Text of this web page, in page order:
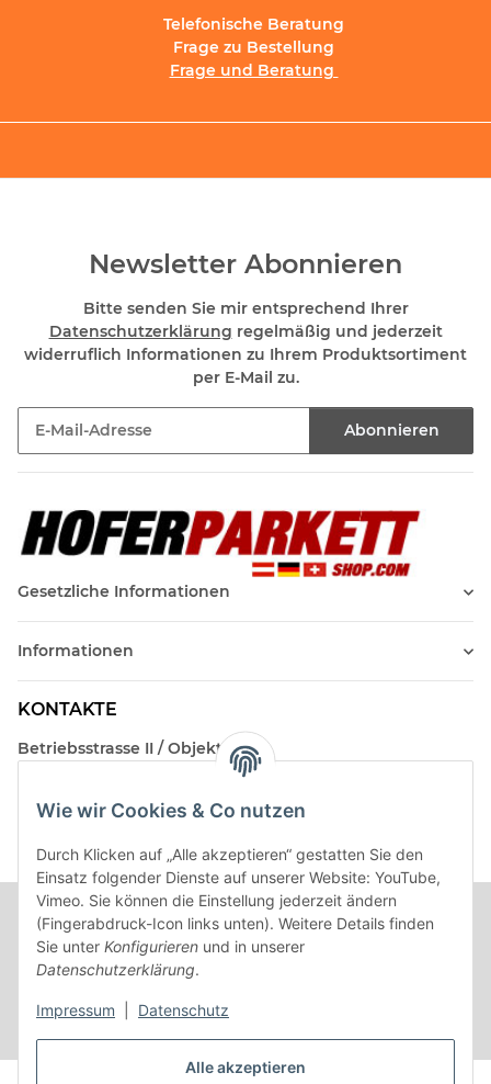
Alle akzeptieren
Wie wir Cookies & Co nutzen
Durch Klicken auf „Alle akzeptieren“ gestatten Sie den
Einsatz folgender Dienste auf unserer Website: YouTube,
Vimeo. Sie können die Einstellung jederzeit ändern
(Fingerabdruck-Icon links unten). Weitere Details finden
Sie unter Konfigurieren und in unserer
Datenschutzerklärung.
Impressum Datenschutz
Telefonische Beratung
Frage zu Bestellung
Frage und Beratung
Newsletter Abonnieren
Bitte senden Sie mir entsprechend Ihrer
Datenschutzerklärung regelmäßig und jederzeit
widerruflich Informationen zu Ihrem Produktsortiment
per E-Mail zu.
Abonnieren
Gesetzliche Informationen
Informationen
KONTAKTE
Betriebsstrasse II / Objekt 17
Kontakt